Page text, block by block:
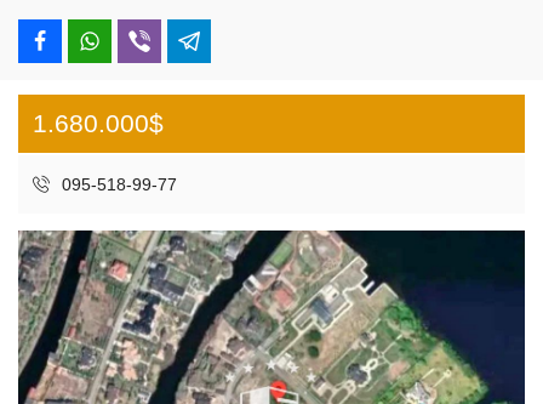
1.680.000$
095-518-99-77